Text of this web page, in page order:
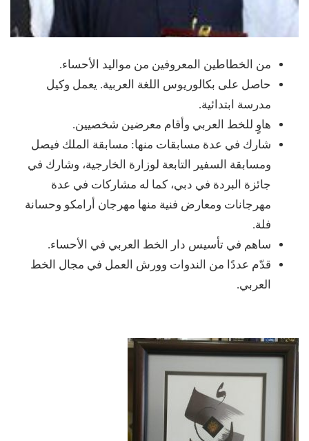
من الخطاطين المعروفين من مواليد الأحساء.
حاصل على بكالوريوس اللغة العربية. يعمل وكيل
مدرسة ابتدائية.
هاوٍ للخط العربي وأقام معرضين شخصيين.
شارك في عدة مسابقات منها: مسابقة الملك فيصل
ومسابقة السفير التابعة لوزارة الخارجية، وشارك في
جائزة البردة في دبي، كما له مشاركات في عدة
مهرجانات ومعارض فنية منها مهرجان أرامكو وحسانة
فلة.
ساهم في تأسيس دار الخط العربي في الأحساء.
قدّم عددًا من الندوات وورش العمل في مجال الخط
العربي.